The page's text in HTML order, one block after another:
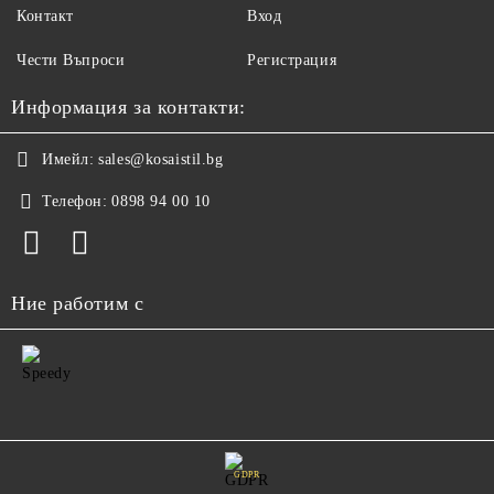
Контакт
Чести Въпроси
Вход
Регистрация
Информация за контакти:
Имейл: sales@kosaistil.bg
Телефон: 0898 94 00 10
Ние работим с
GDPR